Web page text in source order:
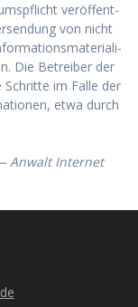
ver­öf­fent­
von nicht
Die Betrei­ber der
Schrit­te im Fal­le der
etwa durch
Anwalt Internet